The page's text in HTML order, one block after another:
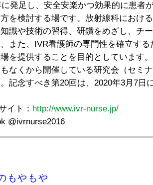
発足し、安全安楽かつ効果的に患者
を検討する場です。放射線科におけ
識や技術の習得、研鑽をめざし、チ
また、IVR看護師の専門性を確立す
を提供することを目的としています。
なくから開催している研究会（セミ
記念すべき第20回は、2020年3月7日
イト： http://www.ivr-nurse.jp/
@ivrnurse2016
もやもや